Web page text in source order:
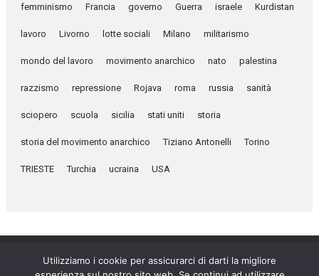
femminismo Francia governo Guerra israele Kurdistan
lavoro Livorno lotte sociali Milano militarismo
mondo del lavoro movimento anarchico nato palestina
razzismo repressione Rojava roma russia sanità
sciopero scuola sicilia stati uniti storia
storia del movimento anarchico Tiziano Antonelli Torino
TRIESTE Turchia ucraina USA
Utilizziamo i cookie per assicurarci di darti la migliore